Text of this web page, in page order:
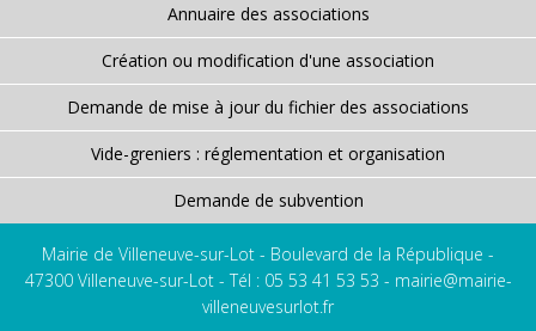
Annuaire des associations
Création ou modification d'une association
Demande de mise à jour du fichier des associations
Vide-greniers : réglementation et organisation
Demande de subvention
Mairie de Villeneuve-sur-Lot - Boulevard de la République -
47300 Villeneuve-sur-Lot - Tél : 05 53 41 53 53 - mairie@mairie-
villeneuvesurlot.fr